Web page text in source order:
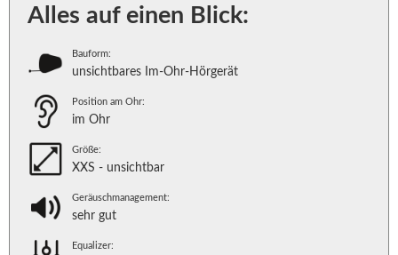
Alles auf einen Blick:
Bauform:
unsichtbares Im-Ohr-Hörgerät
Position am Ohr:
im Ohr
Größe:
XXS - unsichtbar
Geräuschmanagement:
sehr gut
Equalizer: